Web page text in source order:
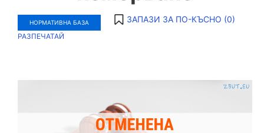
НОРМАТИВНА БАЗА ЗАПАЗИ ЗА ПО-КЪСНО (0)
РАЗПЕЧАТАЙ